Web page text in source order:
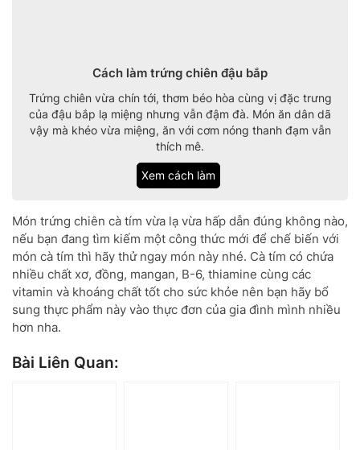
Cách làm trứng chiên đậu bắp
Trứng chiên vừa chín tới, thơm béo hòa cùng vị đặc trưng
của đậu bắp lạ miệng nhưng vẫn đậm đà. Món ăn dân dã
vậy mà khéo vừa miệng, ăn với cơm nóng thanh đạm vẫn
thích mê.
Xem cách làm
Món trứng chiên cà tím vừa lạ vừa hấp dẫn đúng không nào,
nếu bạn đang tìm kiếm một công thức mới để chế biến với
món cà tím thì hãy thử ngay món này nhé. Cà tím có chứa
nhiều chất xơ, đồng, mangan, B-6, thiamine cùng các
vitamin và khoáng chất tốt cho sức khỏe nên bạn hãy bổ
sung thực phẩm này vào thực đơn của gia đình mình nhiều
hơn nha.
Bài Liên Quan: